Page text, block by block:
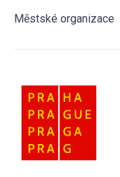
Městské organizace